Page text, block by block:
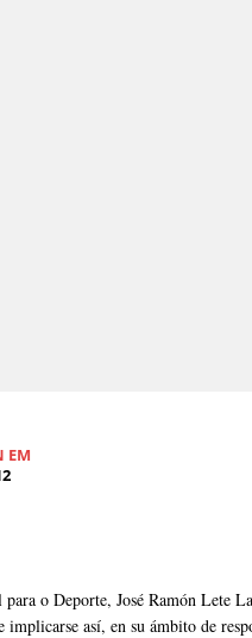
EM
o Deporte, José Ramón Lete
implicarse así, en su ámbito de